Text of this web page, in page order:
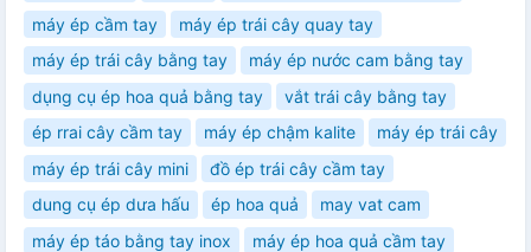
máy ép cầm tay
máy ép trái cây quay tay
máy ép trái cây bằng tay
máy ép nước cam bằng tay
dụng cụ ép hoa quả bằng tay
vắt trái cây bằng tay
ép rrai cây cầm tay
máy ép chậm kalite
máy ép trái cây
máy ép trái cây mini
đồ ép trái cây cầm tay
dung cụ ép dưa hấu
ép hoa quả
may vat cam
máy ép táo bằng tay inox
máy ép hoa quả cầm tay